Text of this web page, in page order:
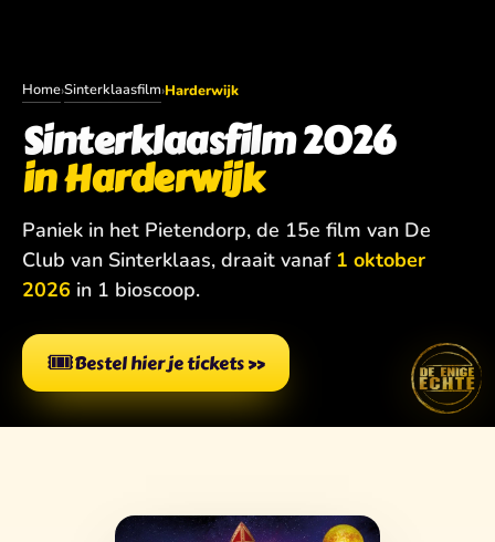
Home›Sinterklaasfilm›Harderwijk
Sinterklaasfilm 2026
in Harderwijk
Paniek in het Pietendorp, de 15e film van De
Club van Sinterklaas, draait vanaf 1 oktober
2026 in 1 bioscoop.
🎟️Bestel hier je tickets»